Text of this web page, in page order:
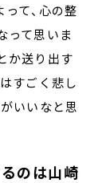
て、心の整
って思いま
か送り出す
すごく悲し
いいなと思
のは山崎